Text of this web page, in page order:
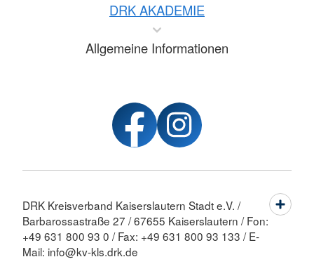
DRK AKADEMIE
Allgemeine Informationen
DRK Kreisverband Kaiserslautern Stadt e.V. /
Barbarossastraße 27 / 67655 Kaiserslautern / Fon:
+49 631 800 93 0 / Fax: +49 631 800 93 133 / E-
Mail: info@kv-kls.drk.de